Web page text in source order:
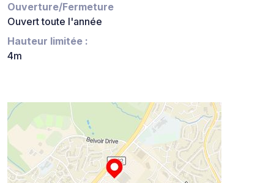
Ouverture/Fermeture
Ouvert toute l'année
Hauteur limitée :
4m